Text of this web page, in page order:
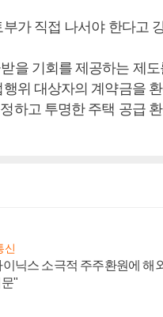
가 직접 나서야 한다고
을 기회를 제공하는 제
위 대상자의 계약금을
하고 투명한 주택 공급
신
닉스 소극적 주주환원에 해
"